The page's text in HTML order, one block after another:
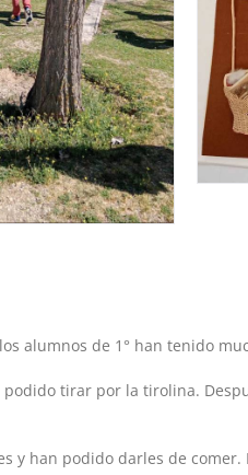
alumnos de 1° han tenido
tirar por la tirolina.
y han podido darles de